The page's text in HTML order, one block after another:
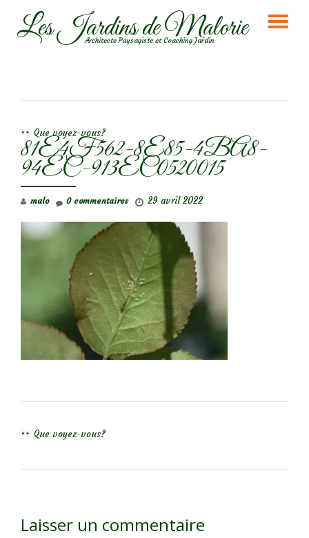
AllerLes Jardins de Malorie
Architecte Paysagiste et Coaching Jardin
Que voyez-vous?
81E4F562-8E85-4BA8-
94EC-913EC0520015
malo 29 avril 2022
0 commentaires
Que voyez-vous?
Laisser un commentaire